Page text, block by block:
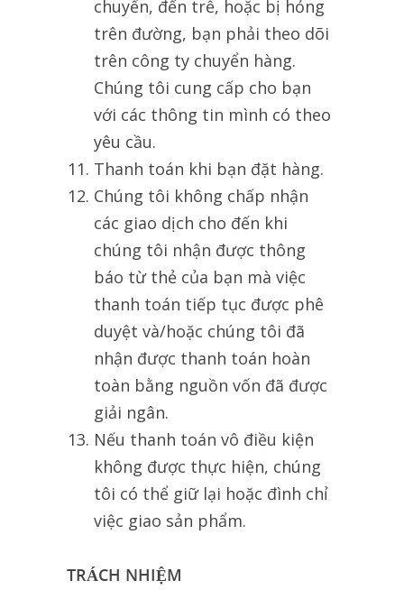
chuyển, đến trễ, hoặc bị hỏng
trên đường, bạn phải theo dõi
trên công ty chuyển hàng.
Chúng tôi cung cấp cho bạn
với các thông tin mình có theo
yêu cầu.
Thanh toán khi bạn đặt hàng.
Chúng tôi không chấp nhận
các giao dịch cho đến khi
chúng tôi nhận được thông
báo từ thẻ của bạn mà việc
thanh toán tiếp tục được phê
duyệt và/hoặc chúng tôi đã
nhận được thanh toán hoàn
toàn bằng nguồn vốn đã được
giải ngân.
Nếu thanh toán vô điều kiện
không được thực hiện, chúng
tôi có thể giữ lại hoặc đình chỉ
việc giao sản phẩm.
TRÁCH NHIỆM